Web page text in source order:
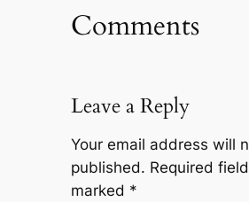
Comments
Leave a Reply
Your email address will
published. Required
marked *